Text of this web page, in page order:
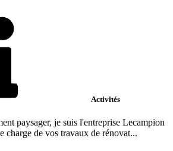
Activités
paysager, je suis l'entreprise Lecampion
charge de vos travaux de rénovat...